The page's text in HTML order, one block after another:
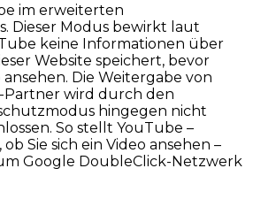
im erweiterten
Dieser Modus bewirkt laut
keine Informationen über
Website speichert, bevor
ansehen. Die Weitergabe von
Partner wird durch den
hingegen nicht
So stellt YouTube –
Sie sich ein Video ansehen –
Google DoubleClick-Netzwerk